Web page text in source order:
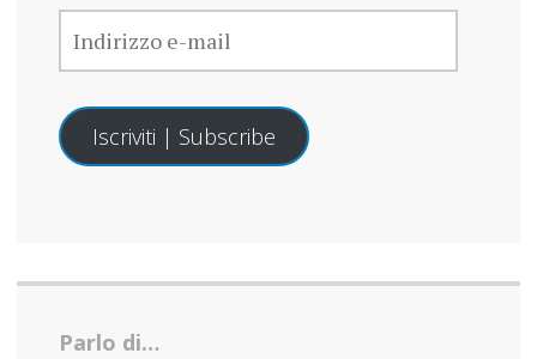
INDIRIZZO
E-
MAIL
Iscriviti | Subscribe
Parlo di…